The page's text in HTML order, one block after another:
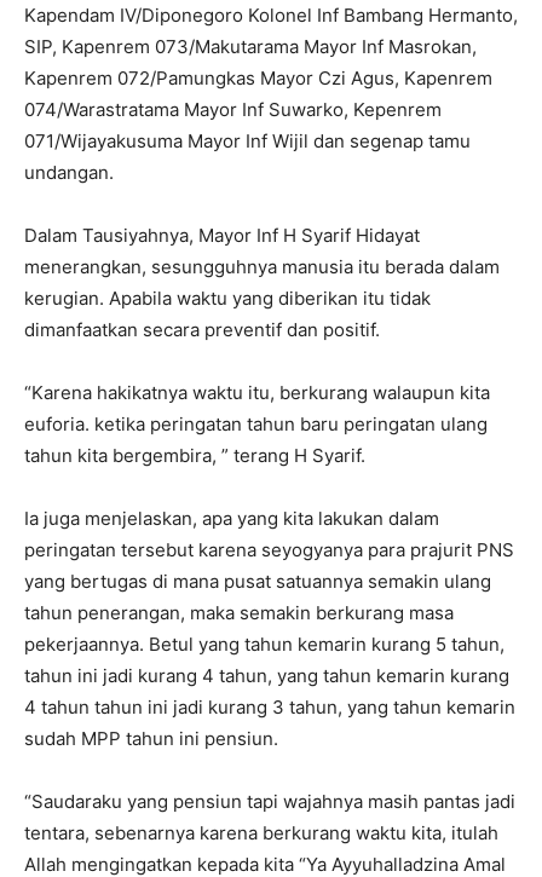
Kapendam IV/Diponegoro Kolonel Inf Bambang Hermanto,
SIP, Kapenrem 073/Makutarama Mayor Inf Masrokan,
Kapenrem 072/Pamungkas Mayor Czi Agus, Kapenrem
074/Warastratama Mayor Inf Suwarko, Kepenrem
071/Wijayakusuma Mayor Inf Wijil dan segenap tamu
undangan.
Dalam Tausiyahnya, Mayor Inf H Syarif Hidayat
menerangkan, sesungguhnya manusia itu berada dalam
kerugian. Apabila waktu yang diberikan itu tidak
dimanfaatkan secara preventif dan positif.
“Karena hakikatnya waktu itu, berkurang walaupun kita
euforia. ketika peringatan tahun baru peringatan ulang
tahun kita bergembira, ” terang H Syarif.
Ia juga menjelaskan, apa yang kita lakukan dalam
peringatan tersebut karena seyogyanya para prajurit PNS
yang bertugas di mana pusat satuannya semakin ulang
tahun penerangan, maka semakin berkurang masa
pekerjaannya. Betul yang tahun kemarin kurang 5 tahun,
tahun ini jadi kurang 4 tahun, yang tahun kemarin kurang
4 tahun tahun ini jadi kurang 3 tahun, yang tahun kemarin
sudah MPP tahun ini pensiun.
“Saudaraku yang pensiun tapi wajahnya masih pantas jadi
tentara, sebenarnya karena berkurang waktu kita, itulah
Allah mengingatkan kepada kita “Ya Ayyuhalladzina Amal